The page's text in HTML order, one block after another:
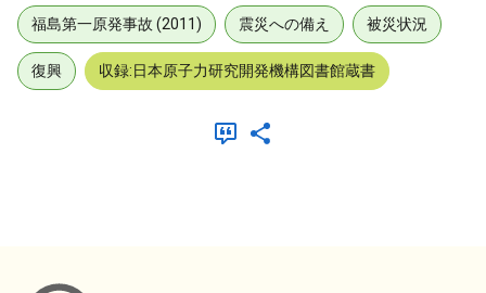
福島第一原発事故 (2011) 震災への備え 被災状況
復興 収録:日本原子力研究開発機構図書館蔵書